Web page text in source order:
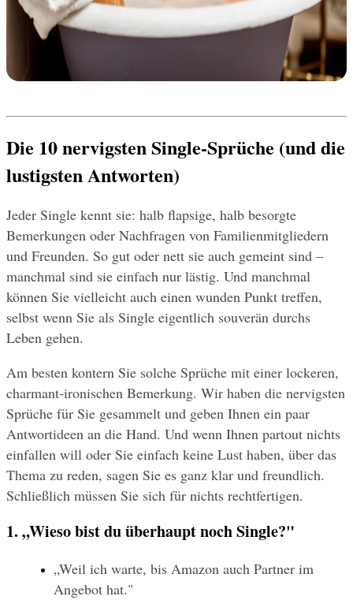
Die 10 nervigsten Single-Sprüche (und die
lustigsten Antworten)
Jeder Single kennt sie: halb flapsige, halb besorgte
Bemerkungen oder Nachfragen von Familienmitgliedern
und Freunden. So gut oder nett sie auch gemeint sind –
manchmal sind sie einfach nur lästig. Und manchmal
können Sie vielleicht auch einen wunden Punkt treffen,
selbst wenn Sie als Single eigentlich souverän durchs
Leben gehen.
Am besten kontern Sie solche Sprüche mit einer lockeren,
charmant-ironischen Bemerkung. Wir haben die nervigsten
Sprüche für Sie gesammelt und geben Ihnen ein paar
Antwortideen an die Hand. Und wenn Ihnen partout nichts
einfallen will oder Sie einfach keine Lust haben, über das
Thema zu reden, sagen Sie es ganz klar und freundlich.
Schließlich müssen Sie sich für nichts rechtfertigen.
1. „Wieso bist du überhaupt noch Single?"
„Weil ich warte, bis Amazon auch Partner im
Angebot hat."